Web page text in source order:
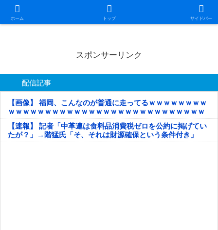
ホーム トップ サイドバー
日本第一！ニュース録
スポンサーリンク
配信記事
【画像】 福岡、こんなのが普通に走ってるｗｗｗｗｗｗｗｗ
ｗｗｗｗｗｗｗｗｗｗｗｗｗｗｗｗｗｗｗｗｗｗｗｗｗｗｗ
ｗｗｗｗｗ
【速報】 記者「中革連は食料品消費税ゼロを公約に掲げてい
たが？」→階猛氏「そ、それは財源確保という条件付き」